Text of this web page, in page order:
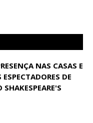
NAS CASAS E
DE